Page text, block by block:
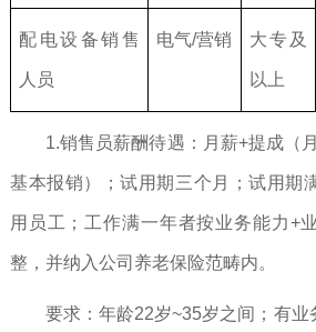
配电设备销售
人员
电气/营销 大专及
以上
1.销售员薪酬待遇：月薪+提成（
基本报销）；试用期三个月；试用期
用员工；工作满一年者按业务能力+
整，并纳入公司养老保险范畴内。
要求：年龄22岁~35岁之间；有业